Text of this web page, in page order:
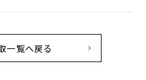
一覧へ戻る